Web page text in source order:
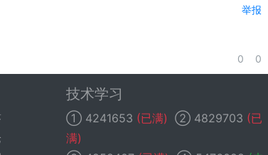
举报
0 0
技术学习
① 4241653 (已满) ② 4829703 (已
满)